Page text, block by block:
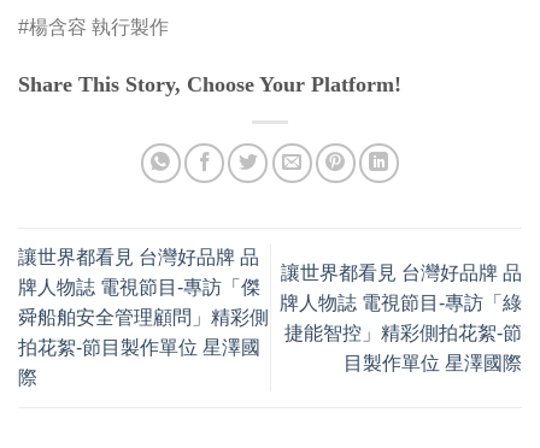
#楊含容 執行製作
Share This Story, Choose Your Platform!
讓世界都看見 台灣好品牌 品
牌人物誌 電視節目-專訪「傑
舜船舶安全管理顧問」精彩側
拍花絮-節目製作單位 星澤國
際
讓世界都看見 台灣好品牌 品
牌人物誌 電視節目-專訪「綠
捷能智控」精彩側拍花絮-節
目製作單位 星澤國際